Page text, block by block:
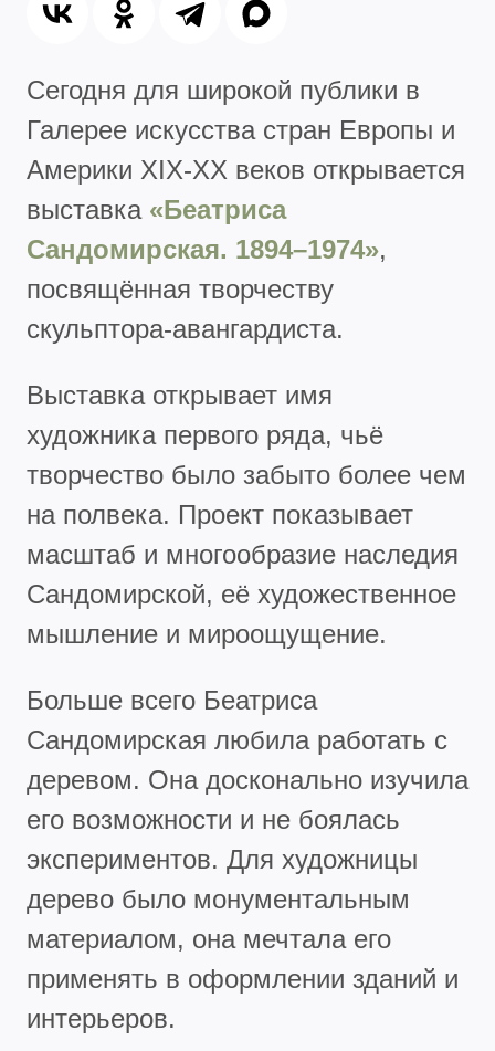
Сегодня для широкой публики в
Галерее искусства стран Европы и
Америки XIX-XX веков открывается
выставка «Беатриса
Сандомирская. 1894–1974»,
посвящённая творчеству
скульптора-авангардиста.
Выставка открывает имя
художника первого ряда, чьё
творчество было забыто более чем
на полвека. Проект показывает
масштаб и многообразие наследия
Сандомирской, её художественное
мышление и мироощущение.
Больше всего Беатриса
Сандомирская любила работать с
деревом. Она досконально изучила
его возможности и не боялась
экспериментов. Для художницы
дерево было монументальным
материалом, она мечтала его
применять в оформлении зданий и
интерьеров.